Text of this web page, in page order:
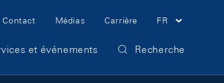
Meta Navigation
Contact Médias Carrière FR
et événements Recherche